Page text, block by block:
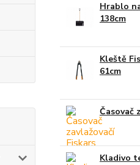
Hrablo
138cm
Kleště
61cm
Časovač
Kladivo